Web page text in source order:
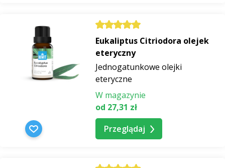
Eukaliptus Citriodora olejek
eteryczny
Jednogatunkowe olejki
eteryczne
W magazynie
od 27,31 zł
Przeglądaj